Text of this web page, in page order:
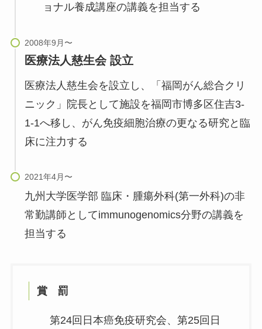
ョナル養成講座の講義を担当する
医療法人慈生会 設立
医療法人慈生会を設立し、「福岡がん総合クリ
ニック」院長として施設を福岡市博多区住吉3-
1-1へ移し、がん免疫細胞治療の更なる研究と臨
床に注力する
九州大学医学部 臨床・腫瘍外科(第一外科)の非
常勤講師としてimmunogenomics分野の講義を
担当する
賞 罰
第24回日本癌免疫研究会、第25回日